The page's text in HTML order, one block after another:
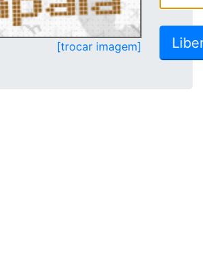
[trocar imagem]